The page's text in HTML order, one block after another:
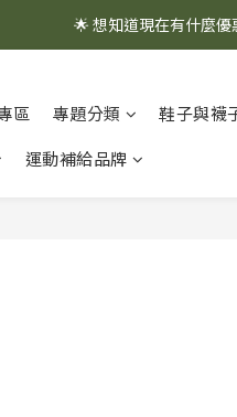
🌟 想知道現在有什麼優
🌟 想知道現在有什麼優
🌟 想知道現在有什麼優
區 專題分類 鞋子與襪
運動補給品牌